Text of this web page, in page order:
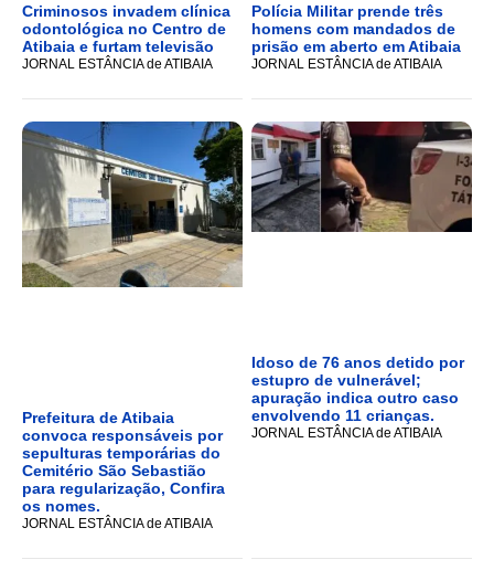
Criminosos invadem clínica
odontológica no Centro de
Atibaia e furtam televisão
JORNAL ESTÂNCIA de ATIBAIA
Polícia Militar prende três
homens com mandados de
prisão em aberto em Atibaia
JORNAL ESTÂNCIA de ATIBAIA
Prefeitura de Atibaia
convoca responsáveis por
sepulturas temporárias do
Cemitério São Sebastião
para regularização, Confira
os nomes.
JORNAL ESTÂNCIA de ATIBAIA
Idoso de 76 anos detido por
estupro de vulnerável;
apuração indica outro caso
envolvendo 11 crianças.
JORNAL ESTÂNCIA de ATIBAIA